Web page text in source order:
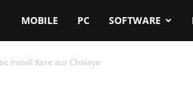
MOBILE PC SOFTWARE
Install Kare aur Chalaye